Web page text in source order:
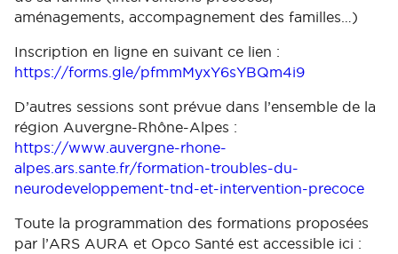
aménagements, accompagnement des familles…)
Inscription en ligne en suivant ce lien :
https://forms.gle/pfmmMyxY6sYBQm4i9
D’autres sessions sont prévue dans l’ensemble de la
région Auvergne-Rhône-Alpes :
https://www.auvergne-rhone-
alpes.ars.sante.fr/formation-troubles-du-
neurodeveloppement-tnd-et-intervention-precoce
Toute la programmation des formations proposées
par l’ARS AURA et Opco Santé est accessible ici :